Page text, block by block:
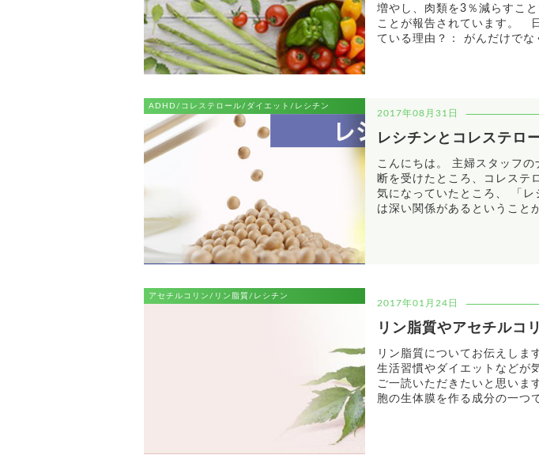
増やし、肉類を3％減らすこ
ことが報告されています。
ている理由？： がんだけでな
ADHD/コレステロール/ダイエット/レシチン
2017年08月31日
レシチンとコレステロ
こんにちは。 主婦スタッフ
断を受けたところ、コレステ
気になっていたところ、 「
は深い関係があるということ
アセチルコリン/リン脂質/レシチン
2017年01月24日
リン脂質やアセチルコ
リン脂質についてお伝えしま
生活習慣やダイエットなどが
ご一読いただきたいと思いま
胞の生体膜を作る成分の一つ